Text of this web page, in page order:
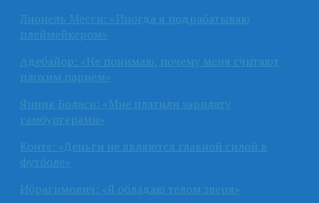
Лионель Месси: «Иногда я подрабатываю
плеймейкером»
Адебайор: «Не понимаю, почему меня считают
плохим парнем»
Янник Боласи: «Мне платили зарплату
гамбургерами»
Конте: «Деньги не являются главной силой в
футболе»
Ибрагимович: «Я обладаю телом зверя»